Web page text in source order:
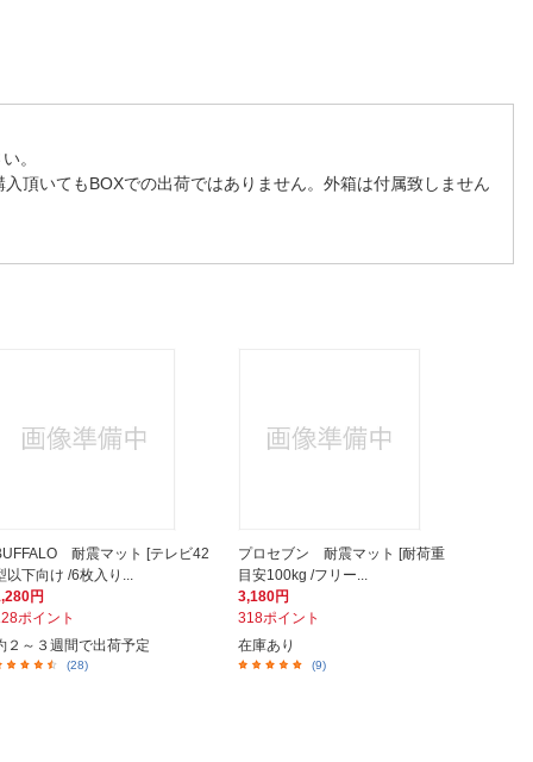
。
頂いてもBOXでの出荷ではありません。外箱は付属致しません
耐震マット [テレビ42
以下向け /6枚入り...
円
ポイント
２～３週間で出荷予定
(28)
プロセブン 耐震マット [耐荷重
目安100kg /フリー...
3,180円
318ポイント
在庫あり
(9)